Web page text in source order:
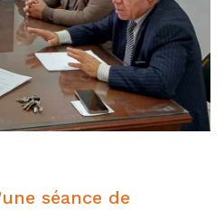
séance de